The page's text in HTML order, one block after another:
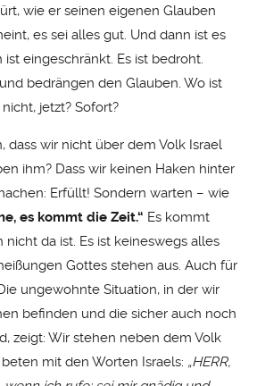
wie er seinen eigenen Glauben
es sei alles gut. Und dann ist es
eingeschränkt. Es ist bedroht.
bedrängen den Glauben. Wo ist
jetzt? Sofort?
dass wir nicht über dem Volk Israel
ihm? Dass wir keinen Haken hinter
Erfüllt! Sondern warten – wie
es kommt die Zeit.“ Es kommt
nicht da ist. Es ist keineswegs alles
Gottes stehen aus. Auch für
ungewohnte Situation, in der wir
befinden und die sicher auch noch
zeigt: Wir stehen neben dem Volk
mit den Worten Israels: „HERR,